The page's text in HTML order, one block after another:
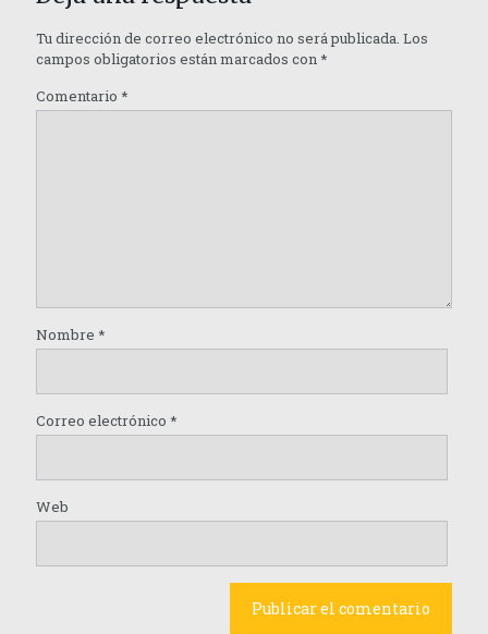
Tu dirección de correo electrónico no será publicada. Los
campos obligatorios están marcados con*
Comentario *
Nombre *
Correo electrónico *
Web